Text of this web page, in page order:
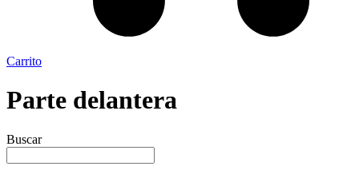
Carrito
Parte delantera
Buscar